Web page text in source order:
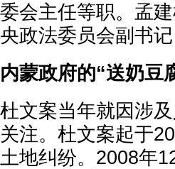
委会主任等职。孟
央政法委员会副书
内蒙政府的“送奶豆
杜文案当年就因涉
关注。杜文案起于
土地纠纷。2008年